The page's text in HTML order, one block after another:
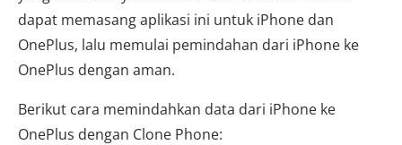
dapat memasang aplikasi ini untuk iPhone dan
OnePlus, lalu memulai pemindahan dari iPhone ke
OnePlus dengan aman.
Berikut cara memindahkan data dari iPhone ke
OnePlus dengan Clone Phone: